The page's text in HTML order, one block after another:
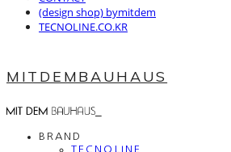
(design shop) bymitdem
TECNOLINE.CO.KR
MITDEMBAUHAUS
BRAND
TECNOLINE